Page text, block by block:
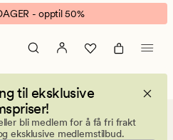
- opptil 50%
til eksklusive
bli medlem for å få fri frakt
eksklusive medlemstilbud.